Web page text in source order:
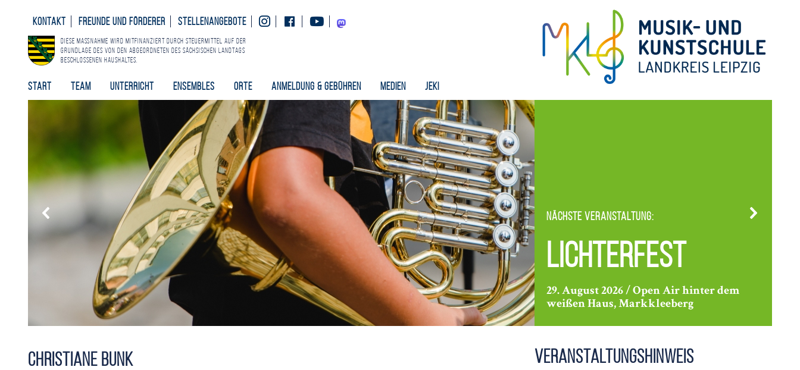
Kontakt Freunde und Förderer Stellenangebote InstagramFacebookYoutubeMastodon
Diese Maßnahme wird mitfinanziert durch Steuermittel auf der
Grundlage des von den Abgeordneten des Sächsischen Landtags
beschlossenen Haushaltes.
Start Team Unterricht Ensembles Orte Anmeldung & Gebühren Medien Jeki
Nächste Veranstaltung:
Lichterfest
29. August 2026 / Open Air hinter dem
weißen Haus, Markkleeberg
Christiane Bunk Veranstaltungshinweis